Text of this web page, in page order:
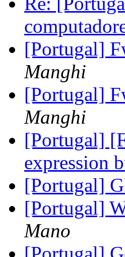
[Portugal]
Manghi
[Portugal]
Manghi
[Portugal]
expression
[Portugal]
[Portugal]
Mano